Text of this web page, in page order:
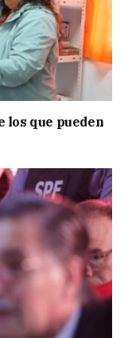
los que pueden